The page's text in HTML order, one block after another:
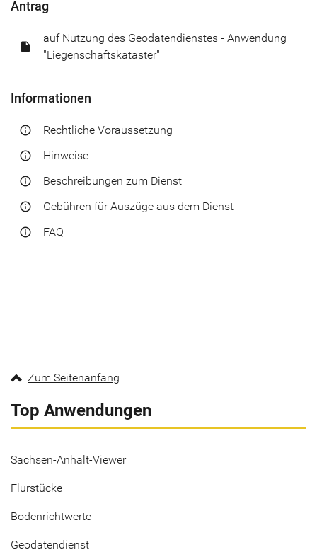
Antrag
insert_drive_file
auf Nutzung des Geodatendienstes - Anwendung
"Liegenschaftskataster"
Informationen
info_outline Rechtliche Voraussetzung
info_outline Hinweise
info_outline Beschreibungen zum Dienst
info_outline Gebühren für Auszüge aus dem Dienst
info_outline FAQ
Zum Seitenanfang
Top Anwendungen
Sachsen-Anhalt-Viewer
Flurstücke
Bodenrichtwerte
Geodatendienst